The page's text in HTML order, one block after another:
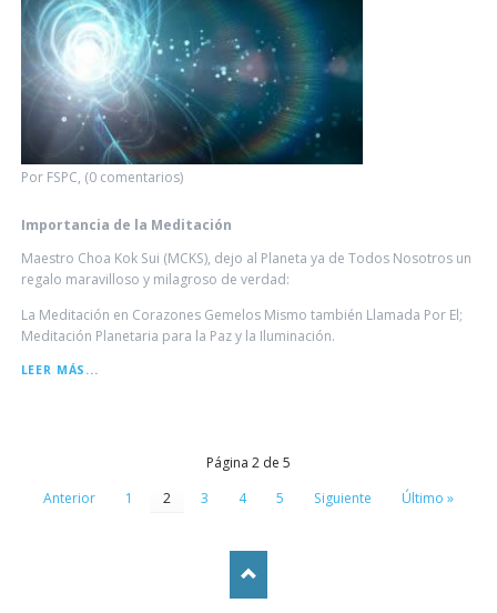
Por FSPC, (0 comentarios)
Importancia de la Meditación
Maestro Choa Kok Sui (MCKS), dejo al Planeta ya de Todos Nosotros un
regalo maravilloso y milagroso de verdad:
La Meditación en Corazones Gemelos Mismo también Llamada Por El;
Meditación Planetaria para la Paz y la Iluminación.
LEER MÁS...
Página 2 de 5
Anterior
1 2 3 4 5 Siguiente Último »